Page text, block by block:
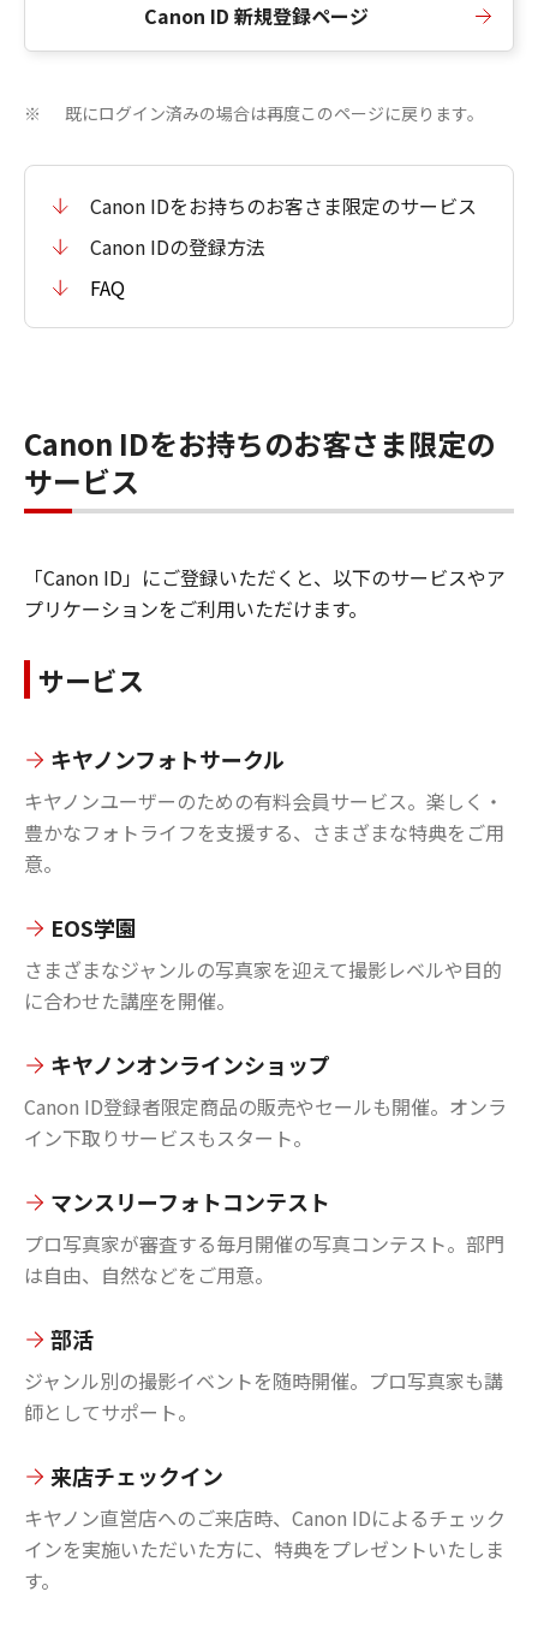
Canon ID 新規登録ページ
※ 既にログイン済みの場合は再度このページに戻ります。
Canon IDをお持ちのお客さま限定のサービス
Canon IDの登録方法
FAQ
Canon IDをお持ちのお客さま限定の
サービス
「Canon ID」にご登録いただくと、以下のサービスやア
プリケーションをご利用いただけます。
サービス
キヤノンフォトサークル
キヤノンユーザーのための有料会員サービス。楽しく・
豊かなフォトライフを支援する、さまざまな特典をご用
意。
EOS学園
さまざまなジャンルの写真家を迎えて撮影レベルや目的
に合わせた講座を開催。
キヤノンオンラインショップ
Canon ID登録者限定商品の販売やセールも開催。オンラ
イン下取りサービスもスタート。
マンスリーフォトコンテスト
プロ写真家が審査する毎月開催の写真コンテスト。部門
は自由、自然などをご用意。
部活
ジャンル別の撮影イベントを随時開催。プロ写真家も講
師としてサポート。
来店チェックイン
キヤノン直営店へのご来店時、Canon IDによるチェック
インを実施いただいた方に、特典をプレゼントいたしま
す。